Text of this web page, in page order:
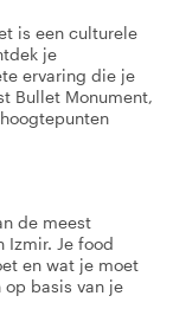
is een culturele
je
ervaring die je
Bullet Monument,
de meest
Izmir. Je food
en wat je moet
basis van je